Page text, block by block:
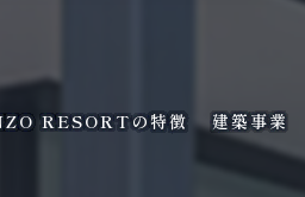
RESORTの特徴 建築事業